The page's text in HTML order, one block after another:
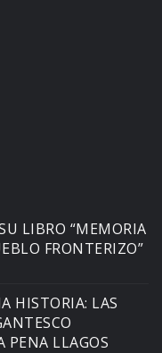
LIBRO “MEMORIA
FRONTERIZO”
HISTORIA: LAS
PENA LLAGOS